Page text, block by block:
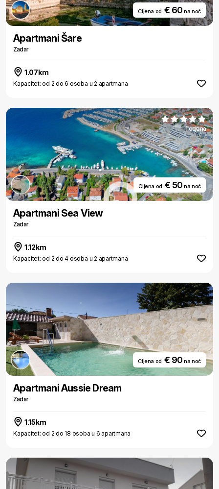
Cijena od € 60na noć
Apartmani Šare
Zadar
1.07km
Kapacitet: od 2 do 6 osoba u 2 apartmana
1 ocjena
Cijena od € 50na noć
Apartmani Sea View
Zadar
1.12km
Kapacitet: od 2 do 4 osoba u 2 apartmana
Cijena od € 90na noć
Apartmani Aussie Dream
Zadar
1.15km
Kapacitet: od 2 do 18 osoba u 6 apartmana